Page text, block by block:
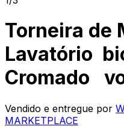
Torneira de
Lavatório
Cromado
Vendido e entregue por
MARKETPLACE